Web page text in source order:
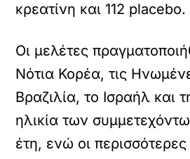
κρεατίνη και 112 placebo.
Οι μελέτες
Νότια Κορέα, τις
Βραζιλία, το Ισραήλ και
ηλικία των
έτη, ενώ οι